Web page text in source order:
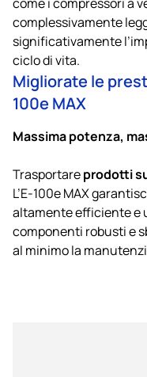
complessivamente
significativamente
ciclo di vita.
Migliorate le
100e MAX
Massima potenza,
Trasportareprodotti
L’E-100e MAX
altamente efficiente e
componenti robusti e
al minimo la